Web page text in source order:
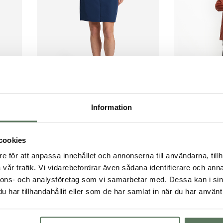
Information
för att anpassa innehållet och annonserna till användarna,
trafik. Vi vidarebefordrar även sådana identifierare och
och analysföretag som vi samarbetar med. Dessa kan i
har tillhandahållit eller som de har samlat in när du har
699.00kr
Det
ursprungliga
priset
var:
499.00kr
Det
nuvarande
priset
är:
Det
ursprungliga
priset
var:
599.00kr
Det
nuvarande
priset
är:
Här kan du bläddra igenom produkter i